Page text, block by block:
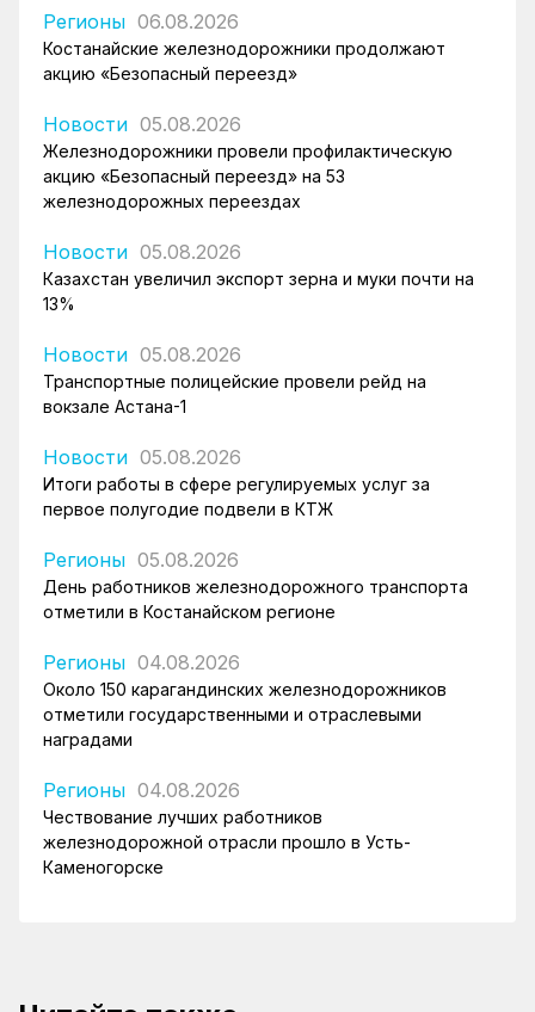
Регионы 06.08.2026
Костанайские железнодорожники продолжают
акцию «Безопасный переезд»
Новости 05.08.2026
Железнодорожники провели профилактическую
акцию «Безопасный переезд» на 53
железнодорожных переездах
Новости 05.08.2026
Казахстан увеличил экспорт зерна и муки почти на
13%
Новости 05.08.2026
Транспортные полицейские провели рейд на
вокзале Астана-1
Новости 05.08.2026
Итоги работы в сфере регулируемых услуг за
первое полугодие подвели в КТЖ
Регионы 05.08.2026
День работников железнодорожного транспорта
отметили в Костанайском регионе
Регионы 04.08.2026
Около 150 карагандинских железнодорожников
отметили государственными и отраслевыми
наградами
Регионы 04.08.2026
Чествование лучших работников
железнодорожной отрасли прошло в Усть-
Каменогорске